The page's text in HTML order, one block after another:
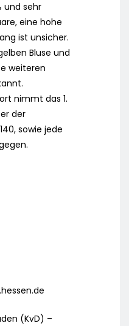
und sehr
eine hohe
ist unsicher.
Bluse und
weiteren
nimmt das 1.
der
sowie jede
(KvD) –